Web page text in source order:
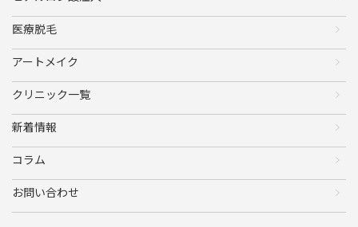
医療脱毛
アートメイク
クリニック一覧
新着情報
コラム
お問い合わせ